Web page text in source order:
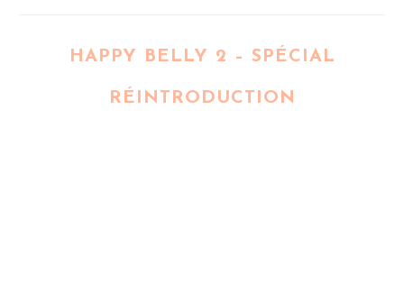
HAPPY BELLY 2 – SPÉCIAL
RÉINTRODUCTION